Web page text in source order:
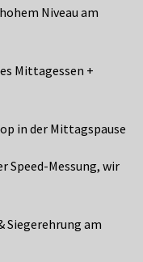
Niveau am
Mittagessen +
in der Mittagspause
Speed-Messung, wir
Siegerehrung am